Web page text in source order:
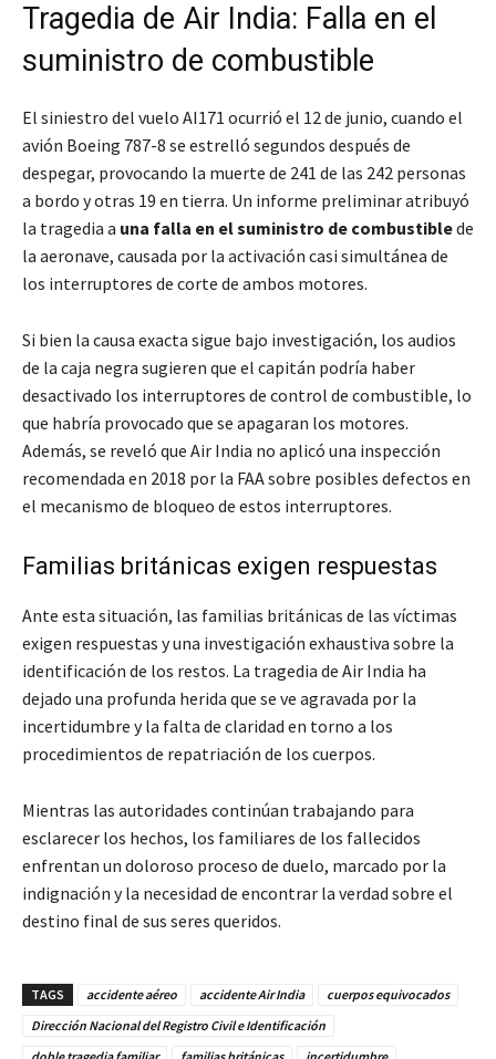
Tragedia de Air India: Falla en el
suministro de combustible
El siniestro del vuelo AI171 ocurrió el 12 de junio, cuando el
avión Boeing 787-8 se estrelló segundos después de
despegar, provocando la muerte de 241 de las 242 personas
a bordo y otras 19 en tierra. Un informe preliminar atribuyó
la tragedia a una falla en el suministro de combustiblede
la aeronave, causada por la activación casi simultánea de
los interruptores de corte de ambos motores.
Si bien la causa exacta sigue bajo investigación, los audios
de la caja negra sugieren que el capitán podría haber
desactivado los interruptores de control de combustible, lo
que habría provocado que se apagaran los motores.
Además, se reveló que Air India no aplicó una inspección
recomendada en 2018 por la FAA sobre posibles defectos en
el mecanismo de bloqueo de estos interruptores.
Familias británicas exigen respuestas
Ante esta situación, las familias británicas de las víctimas
exigen respuestas y una investigación exhaustiva sobre la
identificación de los restos. La tragedia de Air India ha
dejado una profunda herida que se ve agravada por la
incertidumbre y la falta de claridad en torno a los
procedimientos de repatriación de los cuerpos.
Mientras las autoridades continúan trabajando para
esclarecer los hechos, los familiares de los fallecidos
enfrentan un doloroso proceso de duelo, marcado por la
indignación y la necesidad de encontrar la verdad sobre el
destino final de sus seres queridos.
TAGS accidente aéreo accidente Air India
cuerpos equivocados
Dirección Nacional del Registro Civil e Identificación